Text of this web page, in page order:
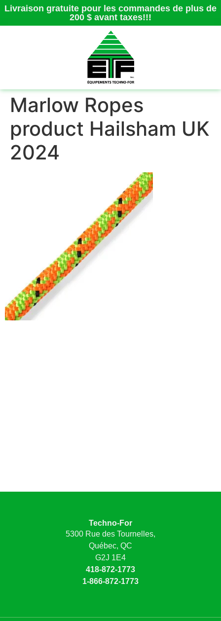
Livraison gratuite pour les commandes de plus de
200 $ avant taxes!!!
Marlow Ropes
product Hailsham UK
2024
Techno-For
5300 Rue des Tournelles,
Québec, QC
G2J 1E4
418-872-1773
1-866-872-1773